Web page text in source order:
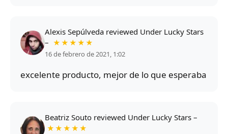
Alexis Sepúlveda reviewed Under Lucky Stars
– ★★★★★
16 de febrero de 2021, 1:02
excelente producto, mejor de lo que esperaba
Beatriz Souto reviewed Under Lucky Stars –
★★★★★